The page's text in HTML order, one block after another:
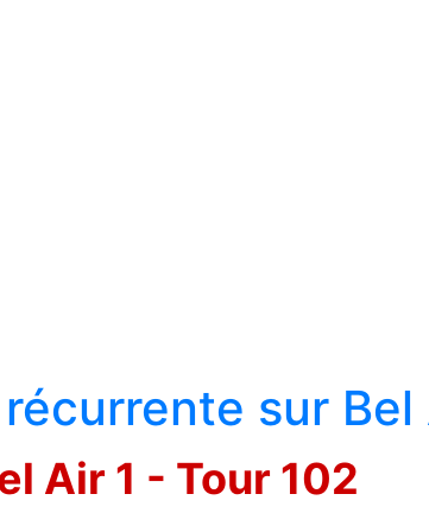
sur Bel
Air 1 - Tour 102